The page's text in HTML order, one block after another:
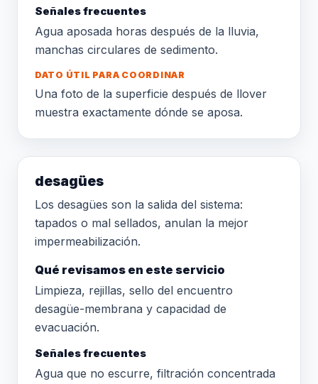
Señales frecuentes
Agua aposada horas después de la lluvia,
manchas circulares de sedimento.
DATO ÚTIL PARA COORDINAR
Una foto de la superficie después de llover
muestra exactamente dónde se aposa.
desagües
Los desagües son la salida del sistema:
tapados o mal sellados, anulan la mejor
impermeabilización.
Qué revisamos en este servicio
Limpieza, rejillas, sello del encuentro
desagüe-membrana y capacidad de
evacuación.
Señales frecuentes
Agua que no escurre, filtración concentrada